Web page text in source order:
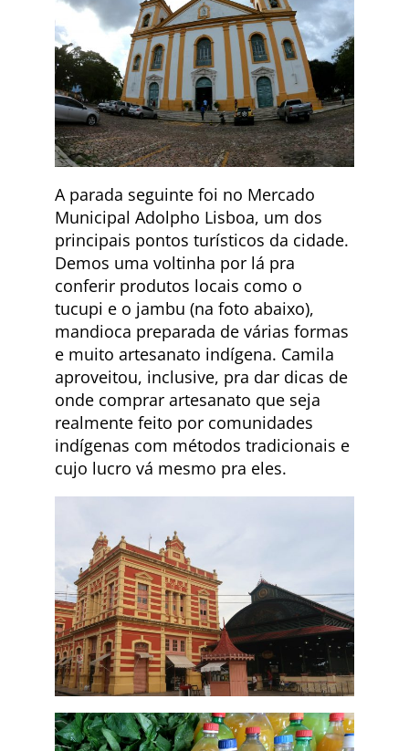
A parada seguinte foi no Mercado
Municipal Adolpho Lisboa, um dos
principais pontos turísticos da cidade.
Demos uma voltinha por lá pra
conferir produtos locais como o
tucupi e o jambu (na foto abaixo),
mandioca preparada de várias formas
e muito artesanato indígena. Camila
aproveitou, inclusive, pra dar dicas de
onde comprar artesanato que seja
realmente feito por comunidades
indígenas com métodos tradicionais e
cujo lucro vá mesmo pra eles.